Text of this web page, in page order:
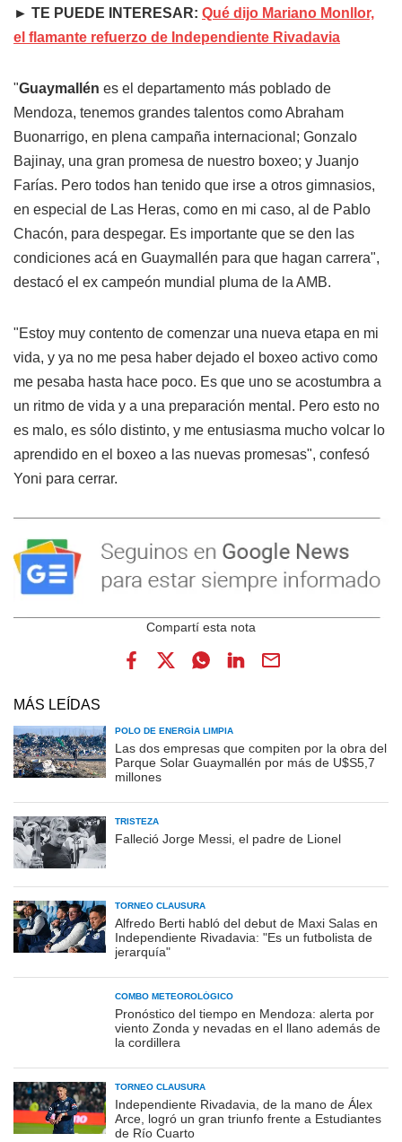
► TE PUEDE INTERESAR: Qué dijo Mariano Monllor,
el flamante refuerzo de Independiente Rivadavia
"Guaymallén es el departamento más poblado de
Mendoza, tenemos grandes talentos como Abraham
Buonarrigo, en plena campaña internacional; Gonzalo
Bajinay, una gran promesa de nuestro boxeo; y Juanjo
Farías. Pero todos han tenido que irse a otros gimnasios,
en especial de Las Heras, como en mi caso, al de Pablo
Chacón, para despegar. Es importante que se den las
condiciones acá en Guaymallén para que hagan carrera",
destacó el ex campeón mundial pluma de la AMB.
"Estoy muy contento de comenzar una nueva etapa en mi
vida, y ya no me pesa haber dejado el boxeo activo como
me pesaba hasta hace poco. Es que uno se acostumbra a
un ritmo de vida y a una preparación mental. Pero esto no
es malo, es sólo distinto, y me entusiasma mucho volcar lo
aprendido en el boxeo a las nuevas promesas", confesó
Yoni para cerrar.
MÁS LEÍDAS
POLO DE ENERGÍA LIMPIA
Las dos empresas que compiten por la obra del
Parque Solar Guaymallén por más de U$S5,7
millones
TRISTEZA
Falleció Jorge Messi, el padre de Lionel
TORNEO CLAUSURA
Alfredo Berti habló del debut de Maxi Salas en
Independiente Rivadavia: "Es un futbolista de
jerarquía"
COMBO METEOROLÓGICO
Pronóstico del tiempo en Mendoza: alerta por
viento Zonda y nevadas en el llano además de
la cordillera
TORNEO CLAUSURA
Independiente Rivadavia, de la mano de Álex
Arce, logró un gran triunfo frente a Estudiantes
de Río Cuarto